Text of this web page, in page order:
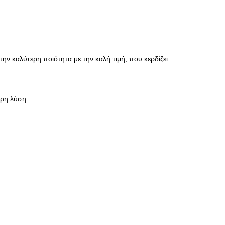
καλύτερη ποιότητα με την καλή τιμή, που κερδίζει
λύση.